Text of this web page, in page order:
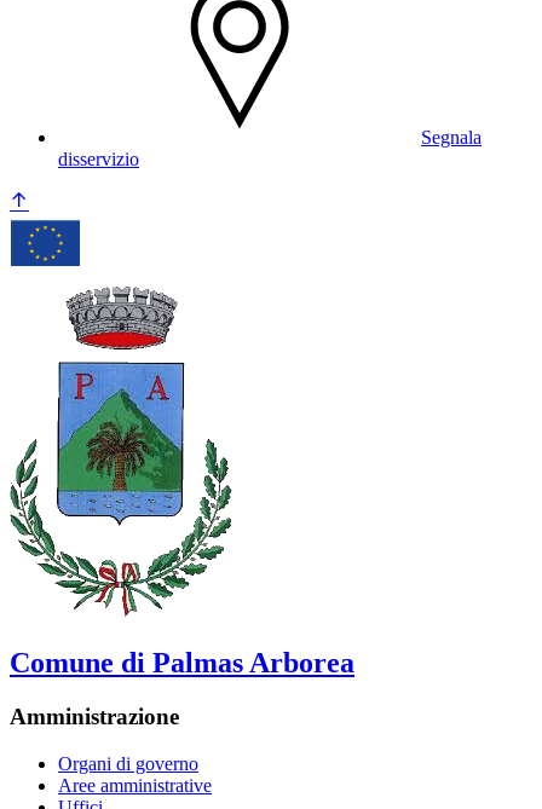
Segnala
disservizio
Comune di Palmas Arborea
Amministrazione
Organi di governo
Aree amministrative